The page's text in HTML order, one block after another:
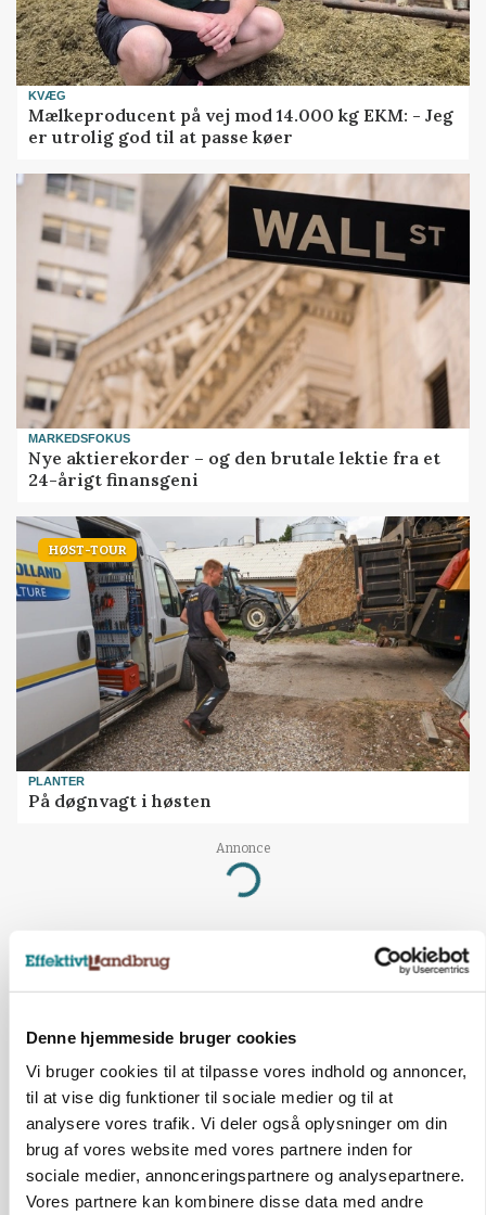
Denne hjemmeside bruger cookies
Vi bruger cookies til at tilpasse vores indhold og annoncer,
til at vise dig funktioner til sociale medier og til at
analysere vores trafik. Vi deler også oplysninger om din
brug af vores website med vores partnere inden for
sociale medier, annonceringspartnere og analysepartnere.
Vores partnere kan kombinere disse data med andre
KVÆG
Mælkeproducent på vej mod 14.000 kg EKM: - Jeg
er utrolig god til at passe køer
MARKEDSFOKUS
Nye aktierekorder – og den brutale lektie fra et
24-årigt finansgeni
HØST-TOUR
PLANTER
På døgnvagt i høsten
Annonce
Loading...